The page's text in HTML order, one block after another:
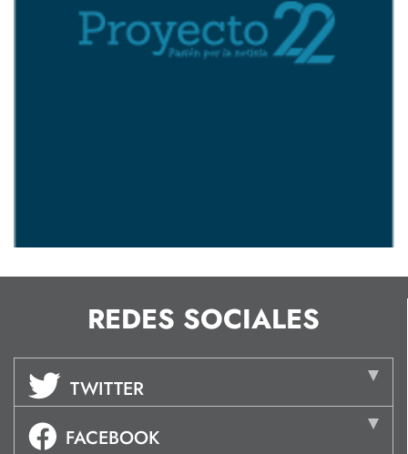
REDES SOCIALES
TWITTER
FACEBOOK